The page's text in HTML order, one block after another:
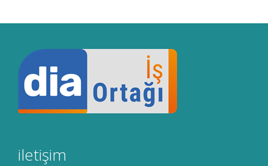
iletişim